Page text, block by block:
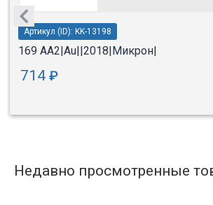
Артикул (ID): KK-13198
169 АА2|Au||2018|Микрон|
714 ₽
Недавно просмотренные